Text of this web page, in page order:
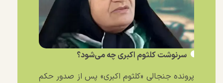
سرنوشت کلثوم اکبری چه می‌شود؟
پرونده جنجالی «کلثوم اکبری» پس از صدور حکم